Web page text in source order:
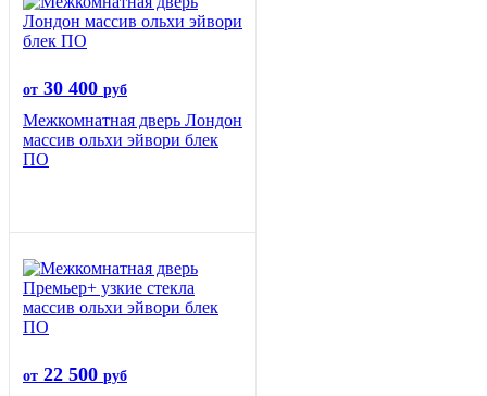
от 30 400 руб
Межкомнатная дверь Лондон
массив ольхи эйвори блек
ПО
от 22 500 руб